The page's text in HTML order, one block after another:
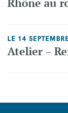
LE 14
Atelier –